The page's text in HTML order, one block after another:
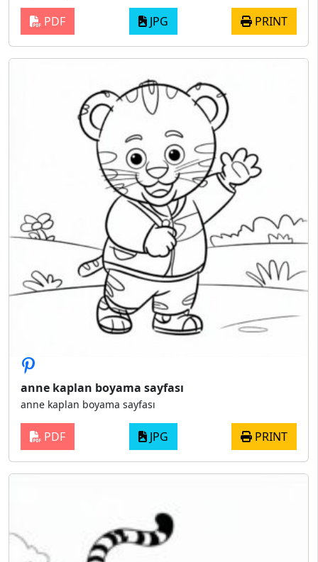
PDF JPG PRINT
anne kaplan boyama sayfası
anne kaplan boyama sayfası
PDF JPG PRINT